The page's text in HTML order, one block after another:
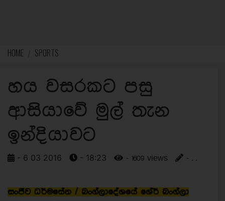
HOME SPORTS
හය වසරකට පසු
ආසියාවේ මුල් තැන
ඉන්දියාවට
- 6 03 2016 - 18:23 - 1609 views - . .
සංජීව ධර්මසේන / බංග්ලාදේශයේ ශේර් බංග්ලා